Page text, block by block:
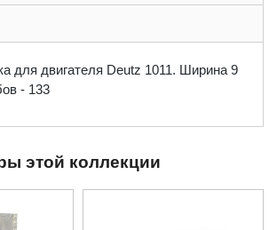
для двигателя Deutz 1011. Ширина 9
- 133
этой коллекции